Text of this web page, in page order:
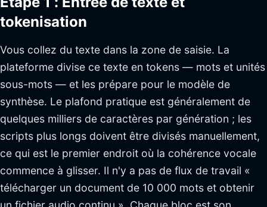
tokenisation
Vous collez du texte dans la zone de saisie. La
plateforme divise ce texte en tokens — mots et unités
sous-mots — et les prépare pour le modèle de
synthèse. Le plafond pratique est généralement de
quelques milliers de caractères par génération ; les
scripts plus longs doivent être divisés manuellement,
ce qui est le premier endroit où la cohérence vocale
commence à glisser. Il n'y a pas de flux de travail «
télécharger un document de 10 000 mots et obtenir